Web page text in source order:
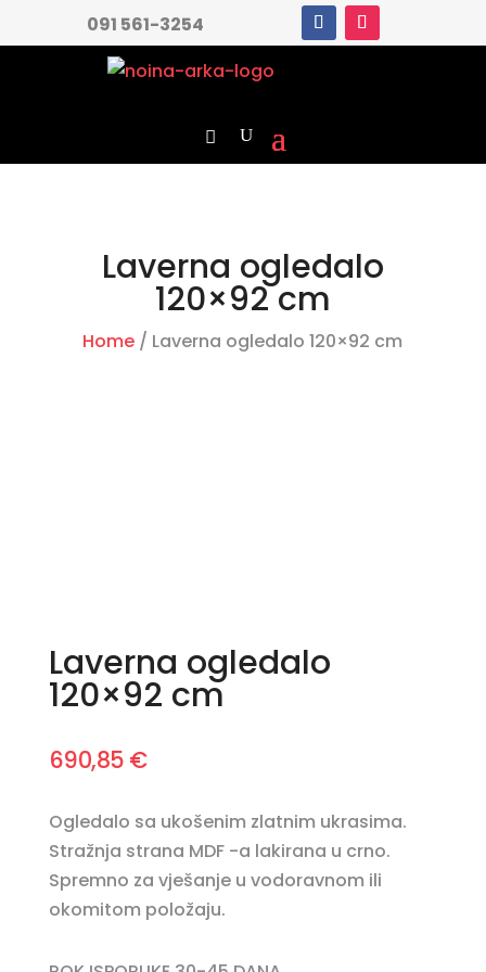
091 561-3254
Laverna ogledalo
120×92 cm
Home / Laverna ogledalo 120×92 cm
Laverna ogledalo
120×92 cm
690,85 €
Ogledalo sa ukošenim zlatnim ukrasima.
Stražnja strana MDF -a lakirana u crno.
Spremno za vješanje u vodoravnom ili
okomitom položaju.